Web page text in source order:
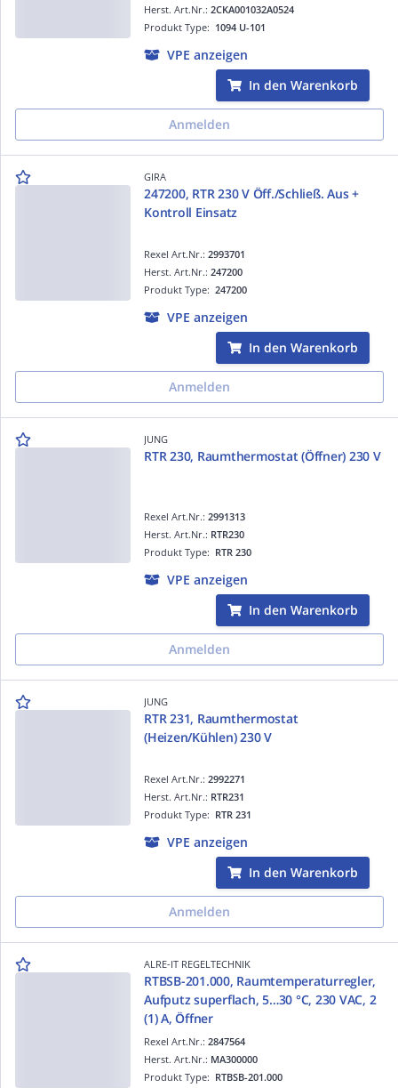
Produkt Type: 1094 U-101
Herst. Art.Nr.: 2CKA001032A0524
VPE anzeigen
In den Warenkorb
Anmelden
GIRA
247200, RTR 230 V Öff./Schließ. Aus +
Kontroll Einsatz
Rexel Art.Nr.: 2993701
Produkt Type: 247200
Herst. Art.Nr.: 247200
VPE anzeigen
In den Warenkorb
Anmelden
JUNG
RTR 230, Raumthermostat (Öffner) 230 V
Rexel Art.Nr.: 2991313
Produkt Type: RTR 230
Herst. Art.Nr.: RTR230
VPE anzeigen
In den Warenkorb
Anmelden
JUNG
RTR 231, Raumthermostat
(Heizen/Kühlen) 230 V
Rexel Art.Nr.: 2992271
Produkt Type: RTR 231
Herst. Art.Nr.: RTR231
VPE anzeigen
In den Warenkorb
Anmelden
ALRE-IT REGELTECHNIK
RTBSB-201.000, Raumtemperaturregler,
Aufputz superflach, 5…30 °C, 230 VAC, 2
(1) A, Öffner
Rexel Art.Nr.: 2847564
Produkt Type: RTBSB-201.000
Herst. Art.Nr.: MA300000